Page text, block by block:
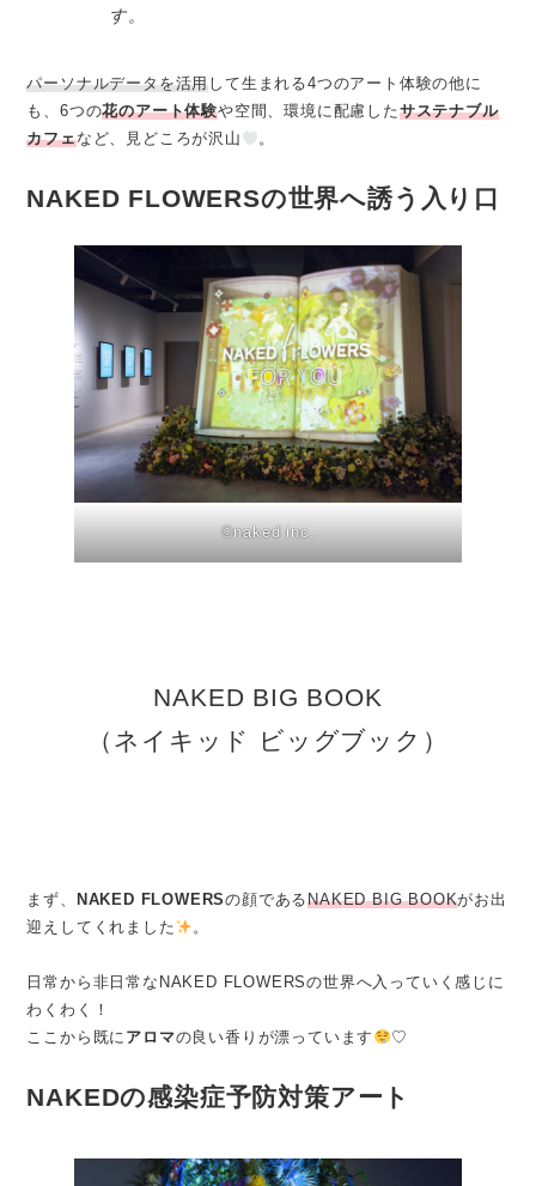
す。
パーソナルデータを活用して生まれる4つのアート体験の他に
も、6つの花のアート体験や空間、環境に配慮したサステナブル
カフェなど、見どころが沢山 。
NAKED FLOWERSの世界へ誘う入り口
©︎naked inc.
NAKED BIG BOOK
（ネイキッド ビッグブック）
まず、 NAKED FLOWERSの顔であるNAKED BIG BOOKがお出
迎えしてくれました
。
日常から非日常なNAKED FLOWERSの世界へ入っていく感じに
わくわく！
ここから既に アロマの良い香りが漂っています ♡
NAKEDの感染症予防対策アート